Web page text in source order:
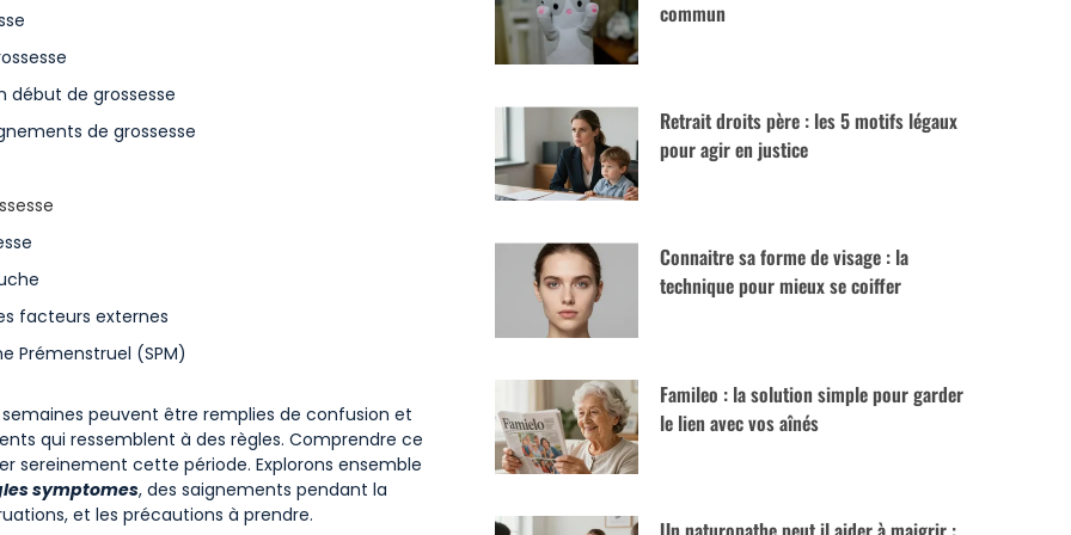
début de grossesse
de grossesse
facteurs externes
Prémenstruel (SPM)
peuvent être remplies de confusion et
qui ressemblent à des règles. Comprendre ce
sereinement cette période. Explorons ensemble
symptomes, des saignements pendant la
et les précautions à prendre.
commun
Retrait droits père : les 5 motifs légaux
pour agir en justice
Connaitre sa forme de visage : la
technique pour mieux se coiffer
Famileo : la solution simple pour garder
le lien avec vos aînés